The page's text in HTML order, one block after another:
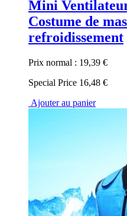
Mini
Costume de
refroidissement
Prix normal : 19,39 €
Special Price 16,48 €
Ajouter au panier